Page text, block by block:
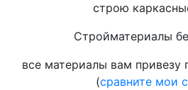
строю
Стройматериалы
все материалы вам привезу
(сравните мои